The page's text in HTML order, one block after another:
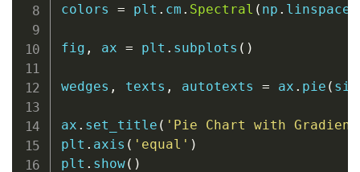
colors = plt . cm . Spectral ( np . linspace
fig , ax = plt . subplots ( )
wedges , texts , autotexts = ax . pie (
ax . set_title ( 'Pie Chart with
plt . axis ( 'equal' )
plt . show( )